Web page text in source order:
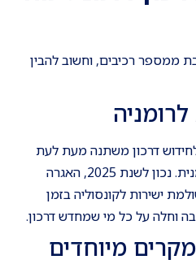
ממספר רכיבים, וחשוב להבין
דרכון משתנה מעת לעת
ונקבעת על ידי הממשלה הרומנית. נכון לשנת 2025, האגרה
אירו, ומשולמת ישירות לקונסוליה בזמן
וחלה על כל מי שמחדש דרכון.
מיוחדים